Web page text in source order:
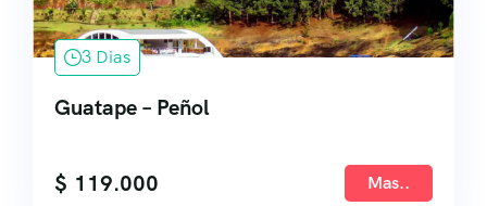
3 Dias
Guatape – Peñol
$ 119.000 Mas..